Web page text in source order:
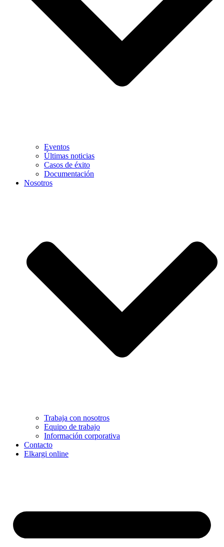
Eventos
Últimas noticias
Casos de éxito
Documentación
Nosotros
Trabaja con nosotros
Equipo de trabajo
Información corporativa
Contacto
Elkargi online